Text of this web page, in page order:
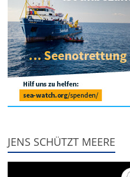
JENS SCHÜTZT MEERE